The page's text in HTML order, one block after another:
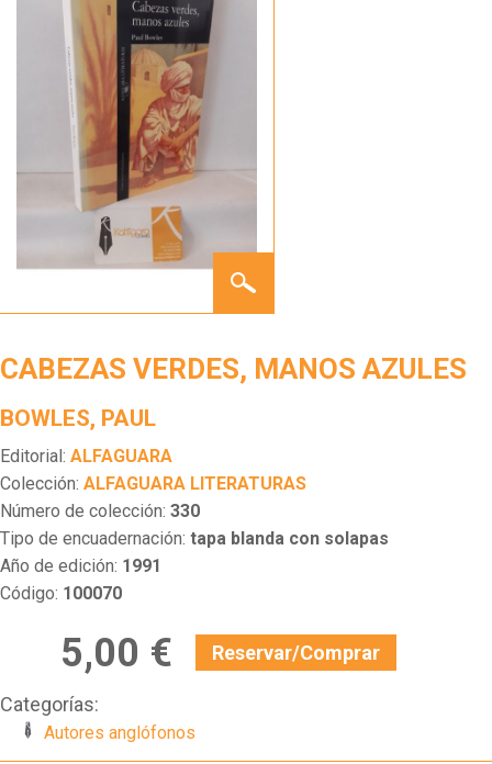
VERDES,
CABEZAS VERDES, MANOS AZULES
BOWLES, PAUL
Editorial: ALFAGUARA
Colección: ALFAGUARA LITERATURAS
Número de colección: 330
Tipo de encuadernación: tapa blanda con solapas
Año de edición: 1991
Código: 100070
5,00 € Reservar/Comprar
Categorías:
Autores anglófonos